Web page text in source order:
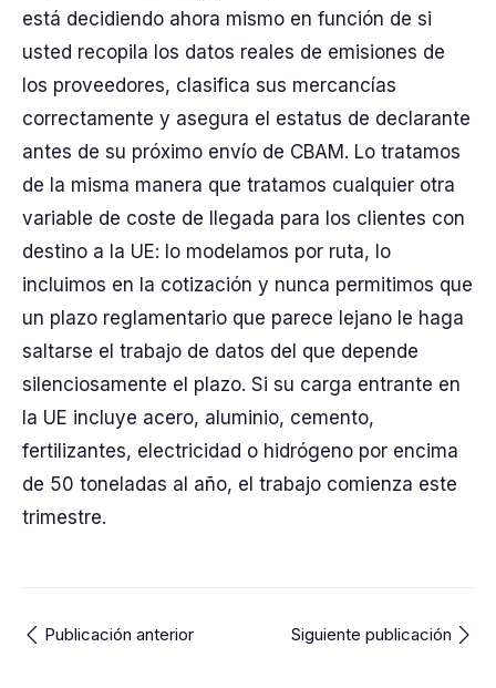
está decidiendo ahora mismo en función de si
usted recopila los datos reales de emisiones de
los proveedores, clasifica sus mercancías
correctamente y asegura el estatus de declarante
antes de su próximo envío de CBAM. Lo tratamos
de la misma manera que tratamos cualquier otra
variable de coste de llegada para los clientes con
destino a la UE: lo modelamos por ruta, lo
incluimos en la cotización y nunca permitimos que
un plazo reglamentario que parece lejano le haga
saltarse el trabajo de datos del que depende
silenciosamente el plazo. Si su carga entrante en
la UE incluye acero, aluminio, cemento,
fertilizantes, electricidad o hidrógeno por encima
de 50 toneladas al año, el trabajo comienza este
trimestre.
Publicación anterior Siguiente publicación